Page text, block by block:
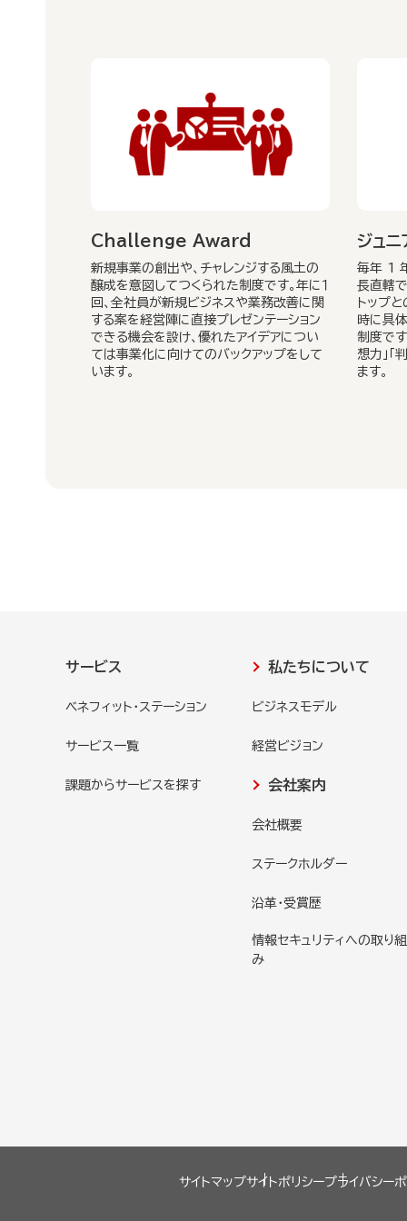
Challenge Award
新規事業の創出や、チャレンジする風土の
醸成を意図してつくられた制度です。年に１
回、全社員が新規ビジネスや業務改善に関
する案を経営陣に直接プレゼンテーション
できる機会を設け、優れたアイデアについ
ては事業化に向けてのバックアップをして
います。
ジュニ
毎年 1
長直轄
トップ
時に具
制度です
想力」「
ます。
サービス
ベネフィット・ステーション
サービス一覧
課題からサービスを探す
私たちについて
ビジネスモデル
経営ビジョン
会社案内
会社概要
ステークホルダー
沿革・受賞歴
情報セキュリティへの取り組
み
サイトマップサイトポリシープライバシー